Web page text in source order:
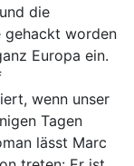
die
gehackt worden
Europa ein.
wenn unser
Tagen
lässt Marc